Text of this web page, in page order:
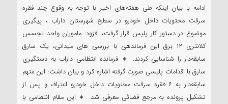
ادامه با بیان اینکه طی هفته‌های اخیر با توجه به وقوع چند فقره
سرقت محتویات داخل خودرو در سطح شهرستان داراب ، پیگیری
موضوع در دستور کار پلیس قرار گرفت، افزود: ماموران واحد تجسس
کلانتری ۱۲ برق این فرماندهی با بررسی های میدانی، یک سارق
سابقه‌دار را شناسایی کردند. 🔸 فرمانده انتظامی داراب به دستگیری
سارق با اقدامات پلیسی صورت گرفته اشاره کرد و بیان‌ داشت: این متهم
سابقه‌دار به ۶ فقره سرقت محتویات داخل خودرو اعتراف و پس از
تشکیل پرونده به مرجع قضائی معرفی شد. 🔸 این مقام انتظامی با